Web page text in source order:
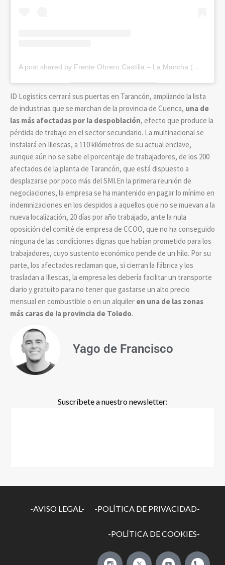
A post shared by Frente Obrero Castilla – La Mancha (@frenteobrero_clm)
ID Logistics cerrará sus puertas en Tarancón, ampliando la lista
de industrias que se marchan de la provincia de Cuenca, una de
las más afectadas por la despoblación, efecto que produce la
pérdida de trabajo en el sector secundario. La multinacional se
instalará en Illescas, a 110 kilómetros de su actual enclave,
aunque aún no se sabe el porcentaje de trabajadores, de los 200
afectados de la planta de Tarancón, que está dispuesto a
desplazarse por poco más del SMI.En la primera reunión de
negociaciones, la empresa se ha mantenido en pagar lo mínimo en
indemnizaciones en los despidos a aquellos que no se muevan a la
nueva localización, 20 días por año trabajado, ante la nula
oposición del comité de empresa de CCOO, que no ha conseguido
ninguna de las condiciones dignas que habían prometido para los
trabajadores, cuyo sustento económico pende de un hilo. Por su
parte, los afectados reclaman que, si cierran la fábrica y los
trasladan a Illescas, la empresa les debería facilitar un transporte
diario y gratuito para no tener que gastarse un alto precio
mensual en combustible o en un alquiler en una de las zonas
más caras de la provincia de Toledo.
Yago de Francisco
Suscríbete a nuestro newsletter:
-AVISO LEGAL- -POLÍTICA DE PRIVACIDAD-
-POLÍTICA DE COOKIES-